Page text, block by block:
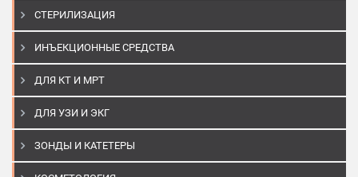
СТЕРИЛИЗАЦИЯ
ИНЪЕКЦИОННЫЕ СРЕДСТВА
ДЛЯ КТ И МРТ
ДЛЯ УЗИ И ЭКГ
ЗОНДЫ И КАТЕТЕРЫ